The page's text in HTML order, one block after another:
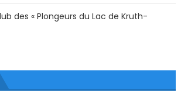
des « Plongeurs du Lac de Kruth-